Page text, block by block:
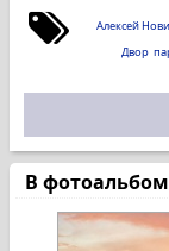
Алексей
Двор
В